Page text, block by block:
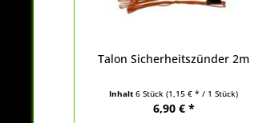
Talon Sicherheitszünder 2m
Inhalt6 Stück(1,15 € * / 1 Stück)
6,90 € *